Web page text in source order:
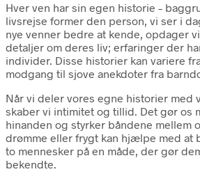
Hver ven har sin egen historie –
livsrejse former den person, vi ser i
nye venner bedre at kende, opdager
detaljer om deres liv; erfaringer der
individer. Disse historier kan variere
modgang til sjove anekdoter fra
Når vi deler vores egne historier med
skaber vi intimitet og tillid. Det gør os
hinanden og styrker båndene mellem
drømme eller frygt kan hjælpe med at
to mennesker på en måde, der gør
bekendte.